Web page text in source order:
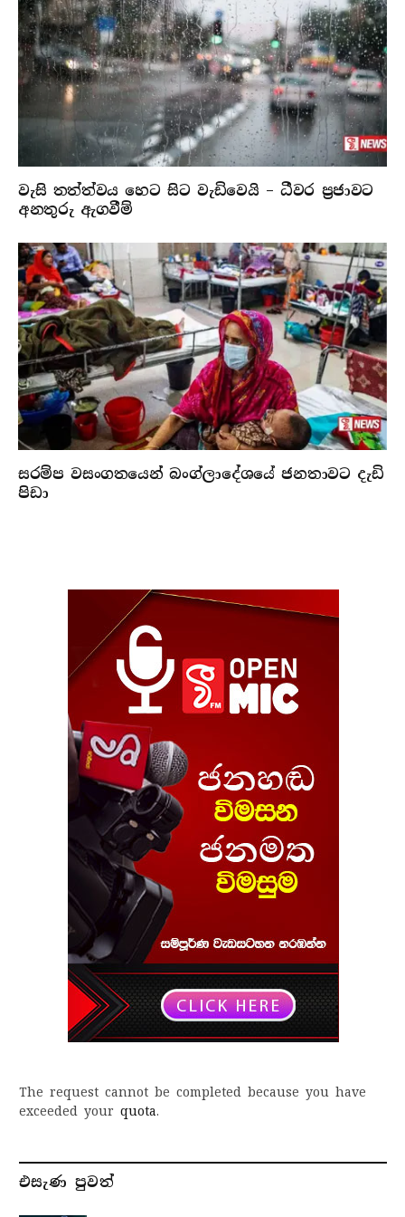
වැසි තත්ත්වය හෙට සිට වැඩිවෙයි – ධීවර ප්‍රජාවට
අනතුරු ඇගවීම්
සරම්ප වසංගතයෙන් බංග්ලාදේශයේ ජනතාවට දැඩි
පිඩා
The request cannot be completed because you have
exceeded your quota.
එසැණ පුව​ත්